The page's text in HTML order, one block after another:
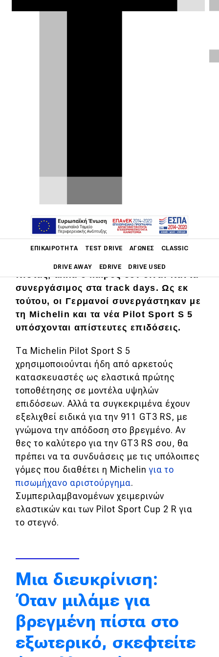
ΕΠΙΚΑΙΡΌΤΗΤΑ TEST DRIVE ΑΓΏΝΕΣ CLASSIC
DRIVE AWAY EDRIVE DRIVE USED
Main navigation
Επικαιρότητα
Νέα μοντέλα
Ελλάδα
Κόσμος
Τεχνολογία
Ασφάλεια
Αγορά
Απόψεις
Test Drive
Δοκιμή
Αποστολή
Αγώνες
Formula 1
WRC
Motorsport
βρεγμένο οδόστρωμα.
Η σημερινή 911 GT3 RS είναι ένα από
πίστας, αλλά ο καιρός δεν είναι πάντα
συνεργάσιμος στα track days. Ως εκ
τούτου, οι Γερμανοί συνεργάστηκαν με
τη Michelin και τα νέα Pilot Sport S 5
υπόσχονται απίστευτες επιδόσεις.
Τα Michelin Pilot Sport S 5
χρησιμοποιούνται ήδη από αρκετούς
κατασκευαστές ως ελαστικά πρώτης
τοποθέτησης σε μοντέλα υψηλών
επιδόσεων. Αλλά τα συγκεκριμένα έχουν
εξελιχθεί ειδικά για την 911 GT3 RS, με
γνώμονα την απόδοση στο βρεγμένο. Αν
θες το καλύτερο για την GT3 RS σου, θα
πρέπει να τα συνδυάσεις με τις υπόλοιπες
γόμες που διαθέτει η Michelinγια το
πισωμήχανο αριστούργημα.
Συμπεριλαμβανομένων χειμερινών
ελαστικών και των Pilot Sport Cup 2 R για
το στεγνό.
Μια διευκρίνιση:
Όταν μιλάμε για
βρεγμένη πίστα στο
εξωτερικό, σκεφτείτε